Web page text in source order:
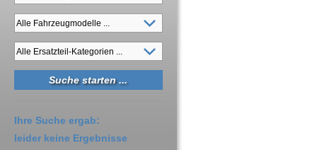
Ihre Suche ergab:
leider keine Ergebnisse